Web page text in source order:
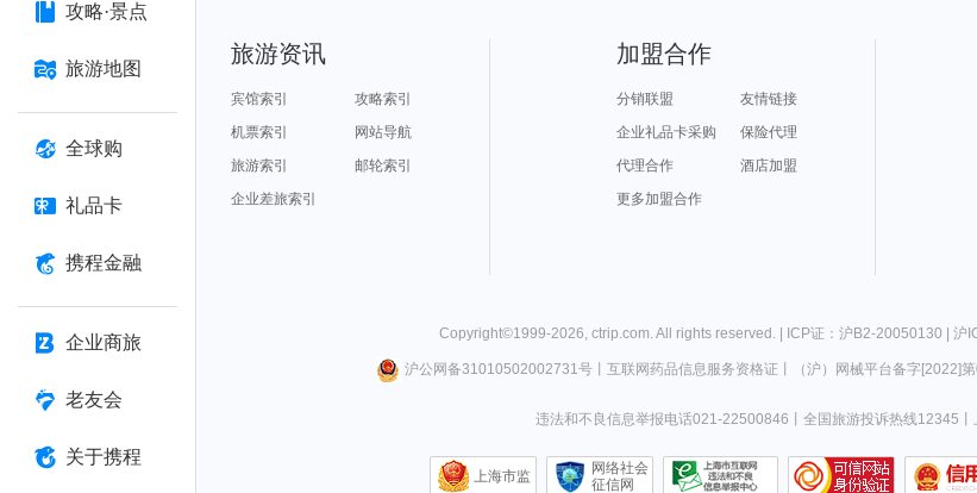
攻略·景点
旅游地图
全球购
礼品卡
携程金融
企业商旅
老友会
关于携程
旅游资讯
宾馆索引
攻略索引
机票索引
网站导航
旅游索引
邮轮索引
企业差旅索引
加盟合作
分销联盟
友情链接
企业礼品卡采购
保险代理
代理合作
酒店加盟
更多加盟合作
Copyright©1999-2026, ctrip.com. All rights reserved. | ICP证：沪B2-20050130 | 沪
沪公网备31010502002731号丨 互联网药品信息服务资格证 （沪）网械平台备字[2022]
违法和不良信息举报电话021-22500846 全国旅游投诉热线12345
上海市监
网络社会
征信网